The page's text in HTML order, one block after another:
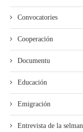
Convocatories
Cooperación
Documentu
Educación
Emigración
Entrevista de la